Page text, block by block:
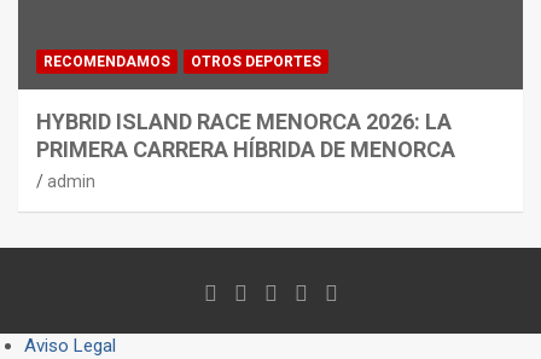
RECOMENDAMOS OTROS DEPORTES
HYBRID ISLAND RACE MENORCA 2026: LA
PRIMERA CARRERA HÍBRIDA DE MENORCA
admin
Aviso Legal